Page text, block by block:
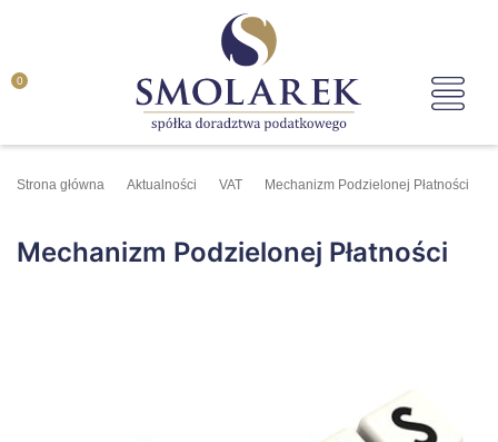
0
Strona główna Aktualności VAT Mechanizm Podzielonej Płatności
Mechanizm Podzielonej Płatności